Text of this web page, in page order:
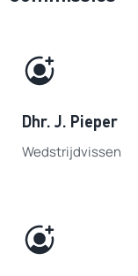
Dhr. J. Pieper
Wedstrijdvissen